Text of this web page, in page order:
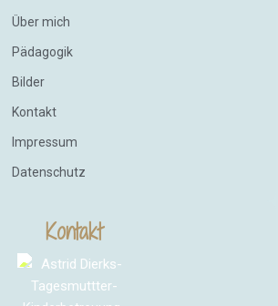
Über mich
Pädagogik
Bilder
Kontakt
Impressum
Datenschutz
Kontakt